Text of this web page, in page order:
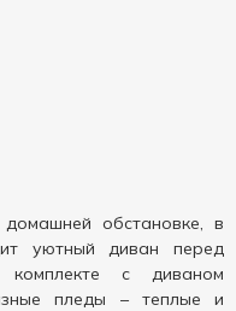
обстановке, в
уютный диван перед
с диваном
пледы – теплые и